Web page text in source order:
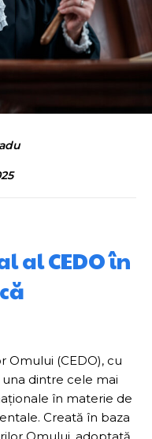
al CEDO în
Omului (CEDO), cu
dintre cele mai
în materie de
Creată în baza